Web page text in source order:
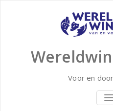
Voor en